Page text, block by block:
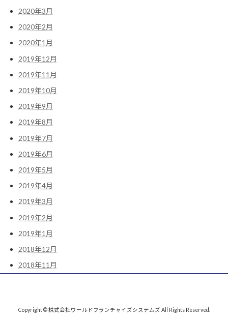
2020年3月
2020年2月
2020年1月
2019年12月
2019年11月
2019年10月
2019年9月
2019年8月
2019年7月
2019年6月
2019年5月
2019年4月
2019年3月
2019年2月
2019年1月
2018年12月
2018年11月
Copyright © 株式会社ワールドフランチャイズシステムズ All Rights Reserved.